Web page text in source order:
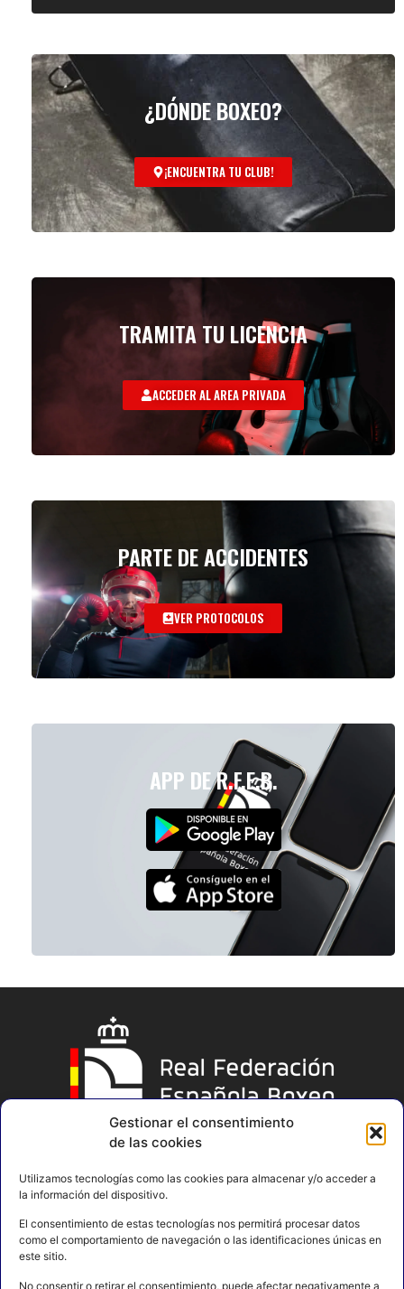
Gestionar el consentimiento
de las cookies
Utilizamos tecnologías como las cookies para almacenar y/o acceder a
la información del dispositivo.
El consentimiento de estas tecnologías nos permitirá procesar datos
como el comportamiento de navegación o las identificaciones únicas en
este sitio.
No consentir o retirar el consentimiento, puede afectar negativamente a
¿DÓNDE BOXEO?
¡ENCUENTRA TU CLUB!
TRAMITA TU LICENCIA
ACCEDER AL AREA PRIVADA
PARTE DE ACCIDENTES
VER PROTOCOLOS
APP DE R.F.E.B.